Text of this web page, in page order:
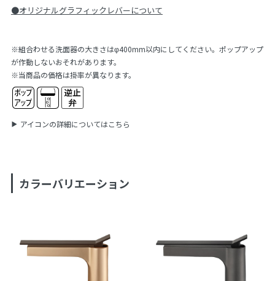
●オリジナルグラフィックレバーについて
※組合わせる洗面器の大きさはφ400mm以内にしてください。ポップアップ
が作動しないおそれがあります。
※当商品の価格は掛率が異なります。
アイコンの詳細についてはこちら
カラーバリエーション